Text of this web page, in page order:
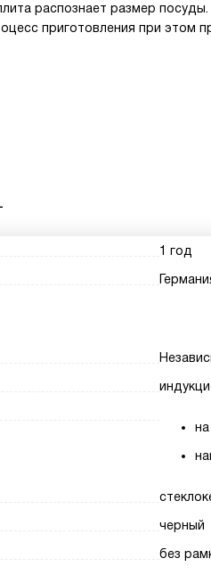
распознает размер
приготовления при этом
1 год
черный
без